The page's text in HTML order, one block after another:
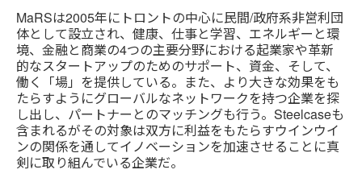
MaRSは2005年にトロントの中心に民間/政府系非営利団
体として設立され、健康、仕事と学習、エネルギーと環
境、金融と商業の4つの主要分野における起業家や革新
的なスタートアップのためのサポート、資金、そして、
働く「場」を提供している。また、より大きな効果をも
たらすようにグローバルなネットワークを持つ企業を探
し出し、パートナーとのマッチングも行う。Steelcaseも
含まれるがその対象は双方に利益をもたらすウインウイ
ンの関係を通してイノベーションを加速させることに真
剣に取り組んでいる企業だ。